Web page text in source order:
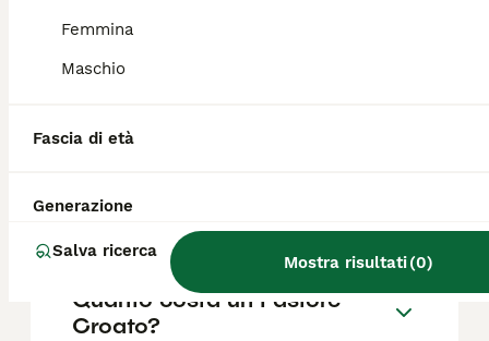
Femmina
Maschio
Fascia di età
Generazione
Salva ricerca
Mostra risultati(0)
Qual è la razza di cane da
croato?
Quanto costa un Pastore
Croato?